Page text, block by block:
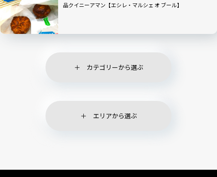
品クイニーアマン【エシレ・マルシェ オ ブール】
カテゴリーから選ぶ
エリアから選ぶ